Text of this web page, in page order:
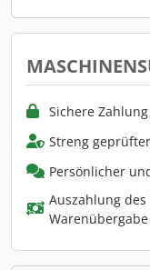
Sichere
Streng
Persönlicher
Auszahlung
Warenübergabe